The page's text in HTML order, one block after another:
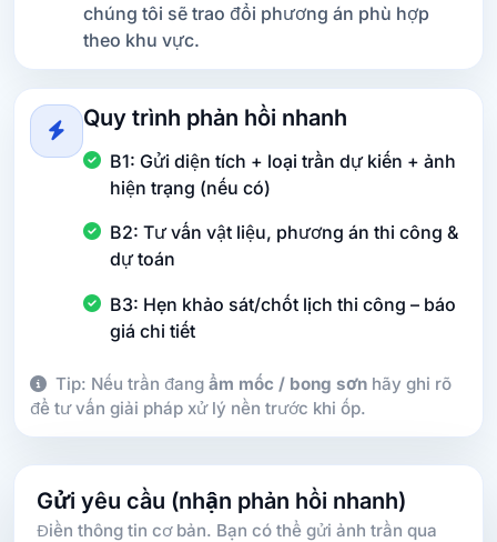
chúng tôi sẽ trao đổi phương án phù hợp
theo khu vực.
Quy trình phản hồi nhanh
B1: Gửi diện tích + loại trần dự kiến + ảnh
hiện trạng (nếu có)
B2: Tư vấn vật liệu, phương án thi công &
dự toán
B3: Hẹn khảo sát/chốt lịch thi công – báo
giá chi tiết
Tip: Nếu trần đang ẩm mốc / bong sơn hãy ghi rõ
để tư vấn giải pháp xử lý nền trước khi ốp.
Gửi yêu cầu (nhận phản hồi nhanh)
Điền thông tin cơ bản. Bạn có thể gửi ảnh trần qua